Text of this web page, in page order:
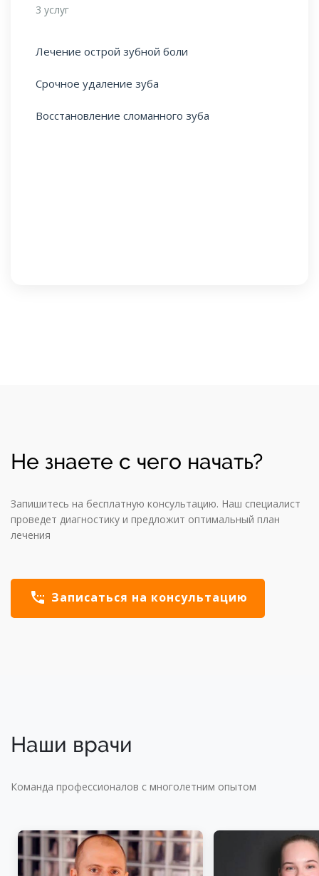
3 услуг
Лечение острой зубной боли
Срочное удаление зуба
Восстановление сломанного зуба
Не знаете с чего начать?
Запишитесь на бесплатную консультацию. Наш специалист
проведет диагностику и предложит оптимальный план
лечения
settings_phone Записаться на консультацию
Наши врачи
Команда профессионалов с многолетним опытом